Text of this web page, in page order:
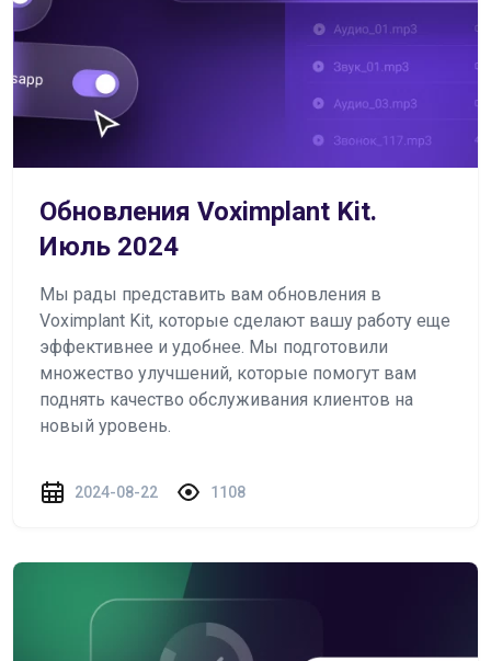
Обновления Voximplant Kit.
Июль 2024
Мы рады представить вам обновления в
Voximplant Kit, которые сделают вашу работу еще
эффективнее и удобнее. Мы подготовили
множество улучшений, которые помогут вам
поднять качество обслуживания клиентов на
новый уровень.
2024-08-22 1108